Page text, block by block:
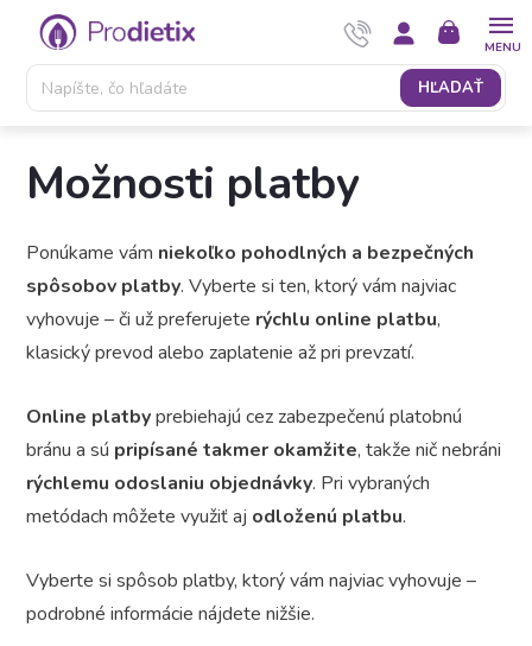
Prejsť
obsah
HĽADAŤ
NÁKUPNÝ
KOŠÍK
Možnosti platby
Ponúkame vám niekoľko pohodlných a bezpečných
spôsobov platby. Vyberte si ten, ktorý vám najviac
vyhovuje – či už preferujete rýchlu online platbu,
klasický prevod alebo zaplatenie až pri prevzatí.
Online platbyprebiehajú cez zabezpečenú platobnú
bránu a sú pripísané takmer okamžite, takže nič nebráni
rýchlemu odoslaniu objednávky. Pri vybraných
metódach môžete využiť aj odloženú platbu.
Vyberte si spôsob platby, ktorý vám najviac vyhovuje –
podrobné informácie nájdete nižšie.